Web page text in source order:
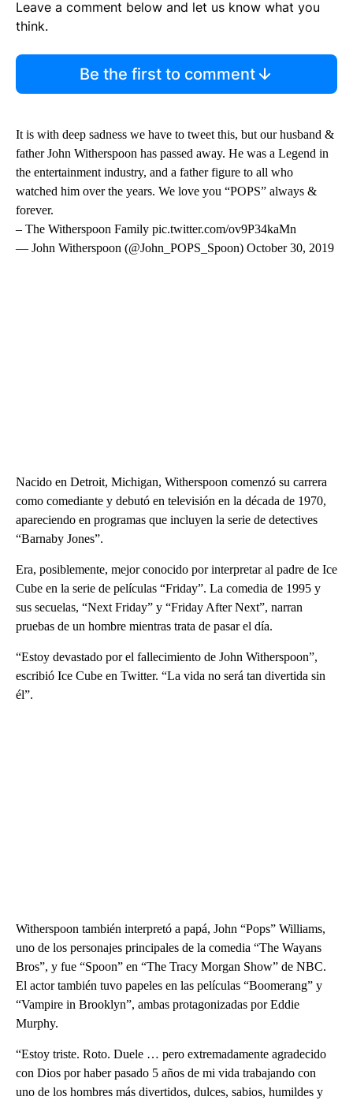
Leave a comment below and let us know what you
think.
Be the first to comment
It is with deep sadness we have to tweet this, but our husband &
father John Witherspoon has passed away. He was a Legend in
the entertainment industry, and a father figure to all who
watched him over the years. We love you “POPS” always &
forever.
– The Witherspoon Family pic.twitter.com/ov9P34kaMn
— John Witherspoon (@John_POPS_Spoon) October 30, 2019
Nacido en Detroit, Michigan, Witherspoon comenzó su carrera
como comediante y debutó en televisión en la década de 1970,
apareciendo en programas que incluyen la serie de detectives
“Barnaby Jones”.
Era, posiblemente, mejor conocido por interpretar al padre de Ice
Cube en la serie de películas “Friday”. La comedia de 1995 y
sus secuelas, “Next Friday” y “Friday After Next”, narran
pruebas de un hombre mientras trata de pasar el día.
“Estoy devastado por el fallecimiento de John Witherspoon”,
escribió Ice Cube en Twitter. “La vida no será tan divertida sin
él”.
Witherspoon también interpretó a papá, John “Pops” Williams,
uno de los personajes principales de la comedia “The Wayans
Bros”, y fue “Spoon” en “The Tracy Morgan Show” de NBC.
El actor también tuvo papeles en las películas “Boomerang” y
“Vampire in Brooklyn”, ambas protagonizadas por Eddie
Murphy.
“Estoy triste. Roto. Duele … pero extremadamente agradecido
con Dios por haber pasado 5 años de mi vida trabajando con
uno de los hombres más divertidos, dulces, sabios, humildes y